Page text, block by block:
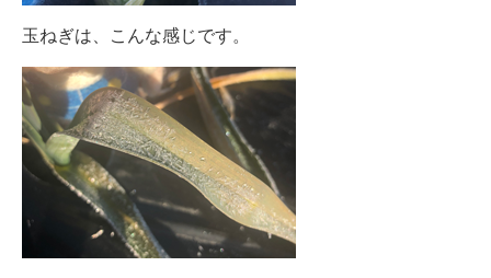
玉ねぎは、こんな感じです。